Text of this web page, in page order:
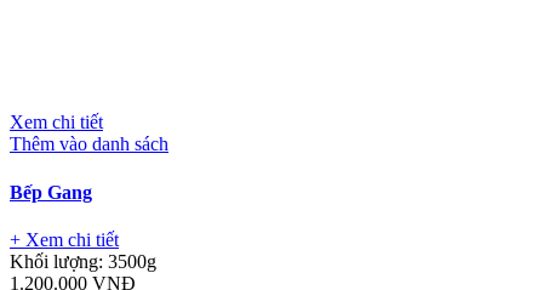
Xem chi tiết
Thêm vào danh sách
Bếp Gang
+ Xem chi tiết
Khối lượng: 3500g
1.200.000 VNĐ